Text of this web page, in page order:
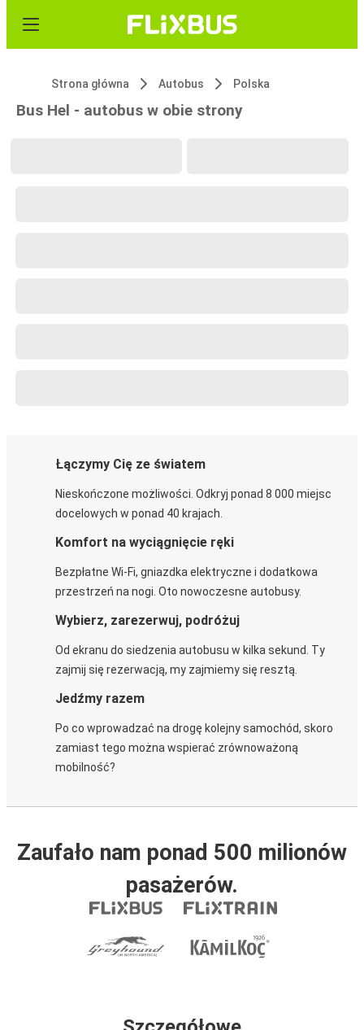
Strona główna Autobus Polska
Bus Hel - autobus w obie strony
Łączymy Cię ze światem
Nieskończone możliwości. Odkryj ponad 8 000 miejsc
docelowych w ponad 40 krajach.
Komfort na wyciągnięcie ręki
Bezpłatne Wi-Fi, gniazdka elektryczne i dodatkowa
przestrzeń na nogi. Oto nowoczesne autobusy.
Wybierz, zarezerwuj, podróżuj
Od ekranu do siedzenia autobusu w kilka sekund. Ty
zajmij się rezerwacją, my zajmiemy się resztą.
Jedźmy razem
Po co wprowadzać na drogę kolejny samochód, skoro
zamiast tego można wspierać zrównoważoną
mobilność?
Zaufało nam ponad 500 milionów
pasażerów.